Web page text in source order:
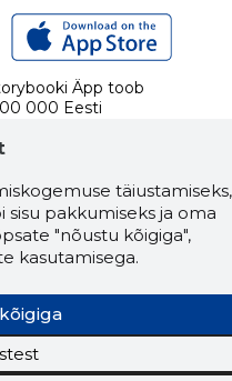
Äpp toob
000 Eesti
ja
täiustamiseks,
pakkumiseks ja oma
"nõustu kõigiga",
kasutamisega.